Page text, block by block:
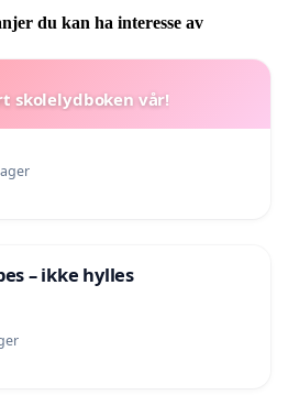
du kan ha interesse av
skolelydboken vår!
– ikke hylles